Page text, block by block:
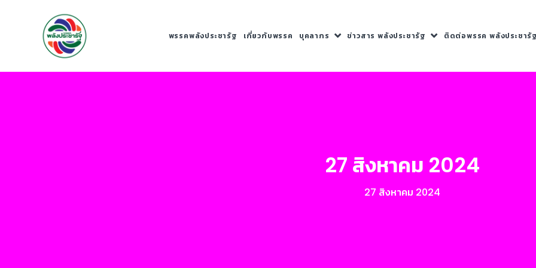
พรรคพลังประชารัฐ เกี่ยวกับพรรค บุคลากร ข่าวสาร พลังประชารัฐ ติดต่อพรรค พลังประชารัฐ
27 สิงหาคม 2024
27 สิงหาคม 2024